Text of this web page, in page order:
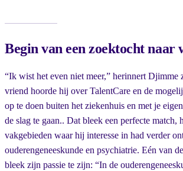
Begin van een zoektocht naar
“Ik wist het even niet meer,” herinnert Djimme
vriend hoorde hij over TalentCare en de
op te doen buiten het ziekenhuis en met je
de slag te gaan.. Dat bleek een perfecte match,
vakgebieden waar hij interesse in had verder
ouderengeneeskunde en psychiatrie. Eén van
bleek zijn passie te zijn: “In de